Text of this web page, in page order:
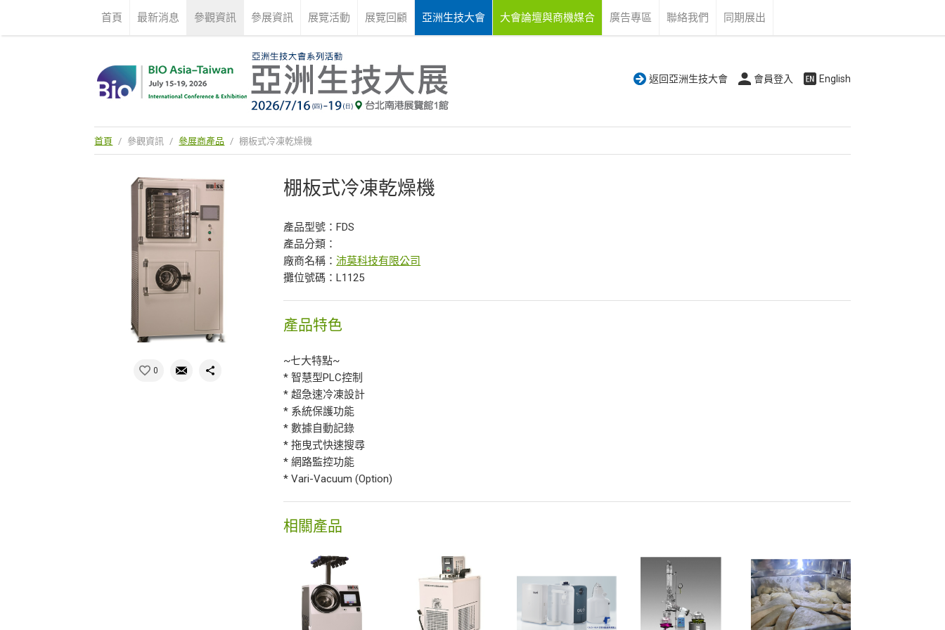
首頁 最新消息 參觀資訊 參展資訊 展覽活動 展覽回顧 亞洲生技大會 大會論壇與商機媒合 廣告專區 聯絡我們 同期展出
返回亞洲生技大會 會員登入 English
首頁 / 參觀資訊 / 參展商產品 / 棚板式冷凍乾燥機
0
棚板式冷凍乾燥機
產品型號：FDS
產品分類：
廠商名稱：沛莫科技有限公司
攤位號碼：L1125
產品特色
~七大特點~
* 智慧型PLC控制
* 超急速冷凍設計
* 系統保護功能
* 數據自動記錄
* 拖曳式快速搜尋
* 網路監控功能
* Vari-Vacuum (Option)
相關產品